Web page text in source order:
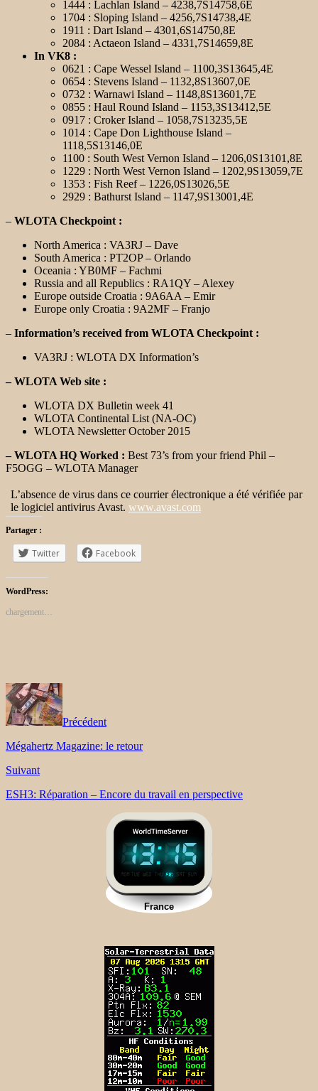
1444 : Lachlan Island – 4238,7S14758,6E
1704 : Sloping Island – 4256,7S14738,4E
1911 : Dart Island – 4301,6S14750,8E
2084 : Actaeon Island – 4331,7S14659,8E
In VK8 :
0621 : Cape Wessel Island – 1100,3S13645,4E
0654 : Stevens Island – 1132,8S13607,0E
0732 : Warnawi Island – 1148,8S13601,7E
0855 : Haul Round Island – 1153,3S13412,5E
0917 : Croker Island – 1058,7S13235,5E
1014 : Cape Don Lighthouse Island –
1118,5S13146,0E
1100 : South West Vernon Island – 1206,0S13101,8E
1229 : North West Vernon Island – 1202,9S13059,7E
1353 : Fish Reef – 1226,0S13026,5E
2929 : Bathurst Island – 1147,9S13001,4E
– WLOTA Checkpoint :
North America : VA3RJ – Dave
South America : PT2OP – Orlando
Oceania : YB0MF – Fachmi
Russia and all Republics : RA1QY – Alexey
Europe outside Croatia : 9A6AA – Emir
Europe only Croatia : 9A2MF – Franjo
– Information’s received from WLOTA Checkpoint :
VA3RJ : WLOTA DX Information’s
– WLOTA Web site :
WLOTA DX Bulletin week 41
WLOTA Continental List (NA-OC)
WLOTA Newsletter October 2015
– WLOTA HQ Worked : Best 73’s from your friend Phil –
F5OGG – WLOTA Manager
L’absence de virus dans ce courrier électronique a été vérifiée par
le logiciel antivirus Avast. www.avast.com
Partager :
Twitter Facebook
WordPress:
chargement…
Précédent
Mégahertz Magazine: le retour
Suivant
ESH3: Réparation – Encore du travail en perspective